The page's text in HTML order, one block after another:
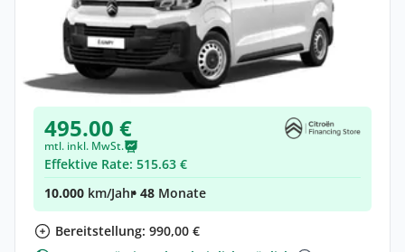
Privat & Gewerbe
Citroën Jumpy Kombi Kombi (Länge M)
Elektro •Automatik •
Neuwagen(konfigurierbar)
495.00 €
mtl. inkl. MwSt.
Effektive Rate: 515.63 €
10.000 km/Jahr• 48 Monate
Bereitstellung: 990,00 €